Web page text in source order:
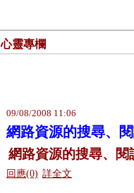
心靈專欄
09/08/2008 11:06
網路資源的搜尋、
網路資源的搜尋、閱
回應(0) 詳全文